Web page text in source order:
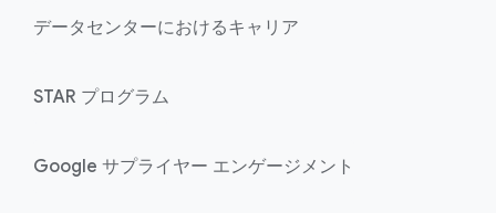
データセンターに​おける​キャリア
STAR プログラム
Google サプライヤー エンゲージメント